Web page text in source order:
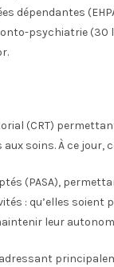
dépendantes
psychiatrie
(CRT)
soins. À ce jour,
(PASA),
: qu’elles
leur